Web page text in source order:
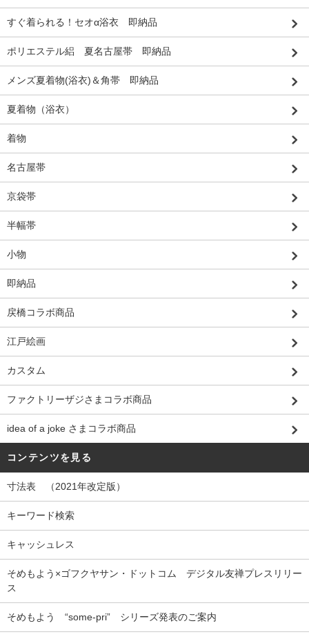
すぐ着られる！セオα浴衣 即納品
ポリエステル絽 夏名古屋帯 即納品
メンズ夏着物(浴衣)＆角帯 即納品
夏着物（浴衣）
着物
名古屋帯
京袋帯
半幅帯
小物
即納品
戻橋コラボ商品
江戸絵画
カスタム
ファクトリーザジさまコラボ商品
idea of a joke さまコラボ商品
コンテンツを見る
寸法表 （2021年改定版）
キーワード検索
キャッシュレス
そめもよう×ゴフクヤサン・ドットコム デジタル友禅プレスリリー
ス
そめもよう “some-pri” シリーズ発表のご案内